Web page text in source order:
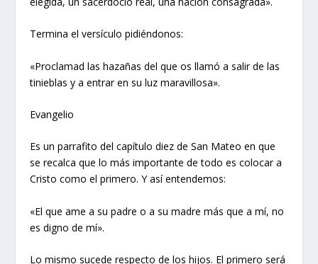
Termina el versículo pidiéndonos:
«Proclamad las hazañas del que os llamó a salir de las
tinieblas y a entrar en su luz maravillosa».
Evangelio
Es un parrafito del capítulo diez de San Mateo en que
se recalca que lo más importante de todo es colocar a
Cristo como el primero. Y así entendemos:
«El que ame a su padre o a su madre más que a mí, no
es digno de mí».
Lo mismo sucede respecto de los hijos. El primero será